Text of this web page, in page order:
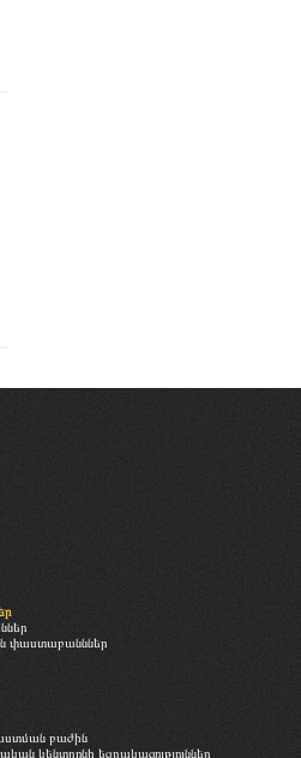
փաստաբանններ
բաժին
կենտրոնի եզրակացություններ